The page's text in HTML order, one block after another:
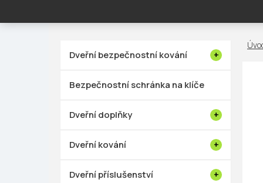
Dveřní bezpečnostní kování
Bezpečnostní schránka na klíče
Dveřní doplňky
Dveřní kování
Dveřní příslušenství